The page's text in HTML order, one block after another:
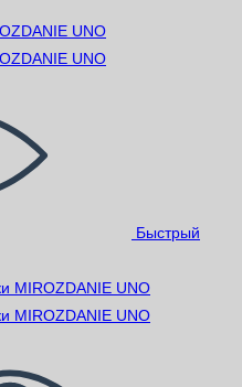
Быстрый